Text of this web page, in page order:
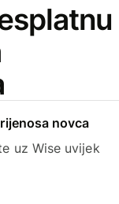
novca
uz Wise uvijek